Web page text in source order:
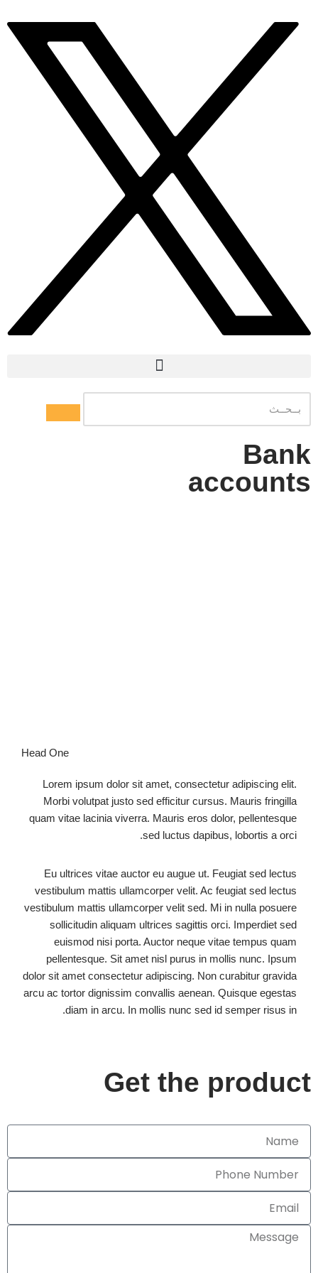
تخطى
Bank
accounts
Head One
Lorem ipsum dolor sit amet, consectetur adipiscing elit.
Morbi volutpat justo sed efficitur cursus. Mauris fringilla
quam vitae lacinia viverra. Mauris eros dolor, pellentesque
sed luctus dapibus, lobortis a orci.
Eu ultrices vitae auctor eu augue ut. Feugiat sed lectus
vestibulum mattis ullamcorper velit. Ac feugiat sed lectus
vestibulum mattis ullamcorper velit sed. Mi in nulla posuere
sollicitudin aliquam ultrices sagittis orci. Imperdiet sed
euismod nisi porta. Auctor neque vitae tempus quam
pellentesque. Sit amet nisl purus in mollis nunc. Ipsum
dolor sit amet consectetur adipiscing. Non curabitur gravida
arcu ac tortor dignissim convallis aenean. Quisque egestas
diam in arcu. In mollis nunc sed id semper risus in.
Get the product